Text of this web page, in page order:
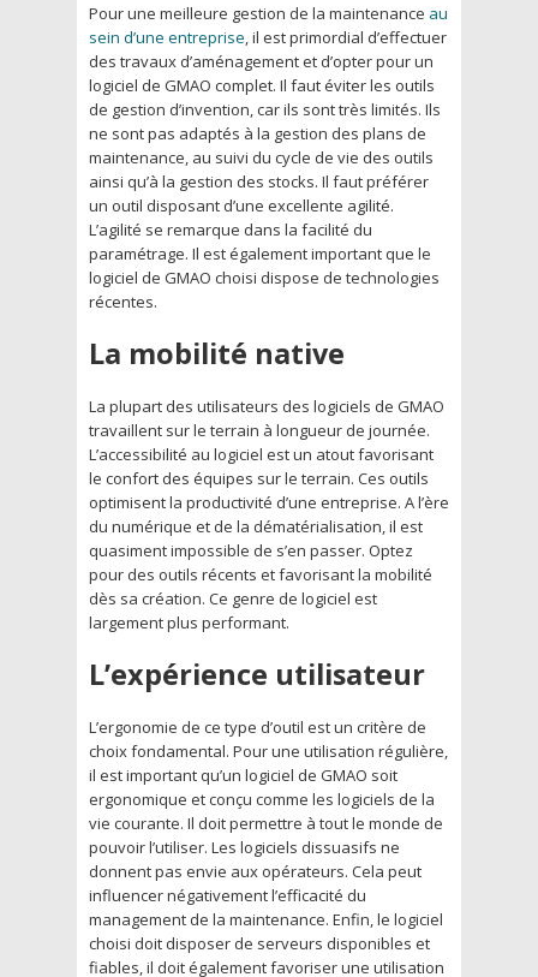
Pour une meilleure gestion de la maintenance au
sein d’une entreprise, il est primordial d’effectuer
des travaux d’aménagement et d’opter pour un
logiciel de GMAO complet. Il faut éviter les outils
de gestion d’invention, car ils sont très limités. Ils
ne sont pas adaptés à la gestion des plans de
maintenance, au suivi du cycle de vie des outils
ainsi qu’à la gestion des stocks. Il faut préférer
un outil disposant d’une excellente agilité.
L’agilité se remarque dans la facilité du
paramétrage. Il est également important que le
logiciel de GMAO choisi dispose de technologies
récentes.
La mobilité native
La plupart des utilisateurs des logiciels de GMAO
travaillent sur le terrain à longueur de journée.
L’accessibilité au logiciel est un atout favorisant
le confort des équipes sur le terrain. Ces outils
optimisent la productivité d’une entreprise. A l’ère
du numérique et de la dématérialisation, il est
quasiment impossible de s’en passer. Optez
pour des outils récents et favorisant la mobilité
dès sa création. Ce genre de logiciel est
largement plus performant.
L’expérience utilisateur
L’ergonomie de ce type d’outil est un critère de
choix fondamental. Pour une utilisation régulière,
il est important qu’un logiciel de GMAO soit
ergonomique et conçu comme les logiciels de la
vie courante. Il doit permettre à tout le monde de
pouvoir l’utiliser. Les logiciels dissuasifs ne
donnent pas envie aux opérateurs. Cela peut
influencer négativement l’efficacité du
management de la maintenance. Enfin, le logiciel
choisi doit disposer de serveurs disponibles et
fiables, il doit également favoriser une utilisation